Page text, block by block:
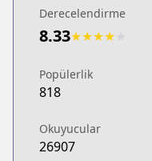
Derecelendirme
8.33★★★★
Popülerlik
818
Okuyucular
26907